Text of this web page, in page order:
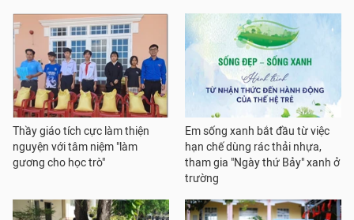
Thầy giáo tích cực làm thiện
nguyện với tâm niệm "làm
gương cho học trò"
Em sống xanh bắt đầu từ việc
hạn chế dùng rác thải nhựa,
tham gia "Ngày thứ Bảy" xanh ở
trường